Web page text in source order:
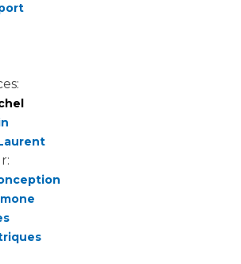
et Réadaptation
malentendants
Jacob
Handicap 13
internes
de santé
au Laboratoire de Biologie